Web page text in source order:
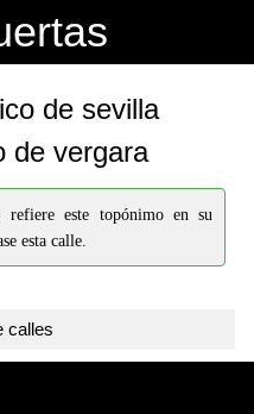
de sevilla
de vergara
este topónimo en su
esta calle.
calles